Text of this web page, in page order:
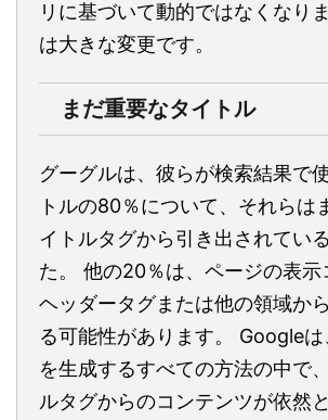
リに基づいて動的ではなくなり
は大きな変更です。
まだ重要なタイトル
グーグルは、彼らが検索結果で
トルの80％について、それらは
イトルタグから引き出されてい
た。 他の20％は、ページの表示
ヘッダータグまたは他の領域か
る可能性があります。 Google
を生成するすべての方法の中で
ルタグからのコンテンツが依然